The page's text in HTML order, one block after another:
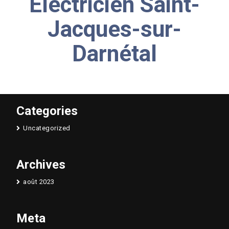
Jacques-sur-
Darnétal
Categories
Uncategorized
Archives
août 2023
Meta